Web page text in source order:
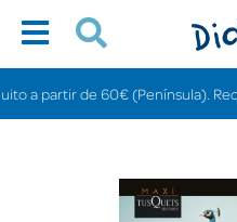
partir de 60€ (Península).